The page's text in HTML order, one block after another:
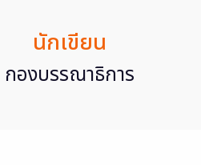
นักเขียน
กองบรรณาธิการ